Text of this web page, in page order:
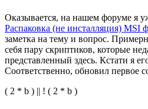
Оказывается, на нашем форуме я
Распаковка (не инсталляция) MSI
заметка на тему и вопрос.
себя пару скриптиков, которые
представленный здесь. Кстати я
Соответственно, обновил первое
( 2 * b ) || ! ( 2 * b )